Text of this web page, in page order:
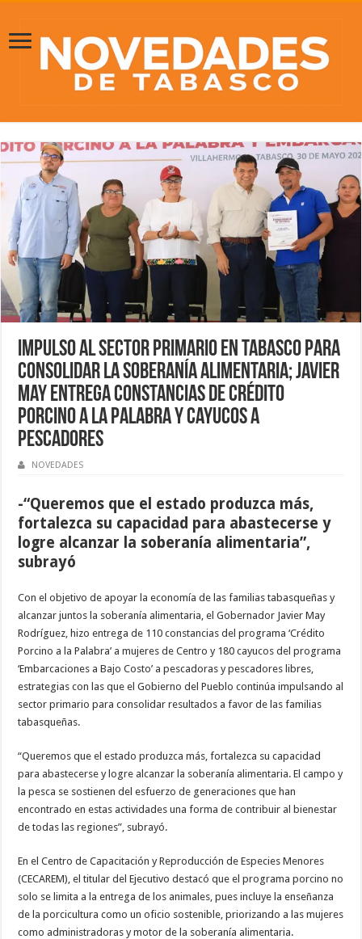
Impulso al sector primario en Tabasco para
consolidar la soberanía alimentaria; Javier
May entrega constancias de Crédito
Porcino a la Palabra y cayucos a
pescadores
NOVEDADES
-“Queremos que el estado produzca más,
fortalezca su capacidad para abastecerse y
logre alcanzar la soberanía alimentaria”,
subrayó
Con el objetivo de apoyar la economía de las familias tabasqueñas y
alcanzar juntos la soberanía alimentaria, el Gobernador Javier May
Rodríguez, hizo entrega de 110 constancias del programa ‘Crédito
Porcino a la Palabra’ a mujeres de Centro y 180 cayucos del programa
‘Embarcaciones a Bajo Costo’ a pescadoras y pescadores libres,
estrategias con las que el Gobierno del Pueblo continúa impulsando al
sector primario para consolidar resultados a favor de las familias
tabasqueñas.
“Queremos que el estado produzca más, fortalezca su capacidad
para abastecerse y logre alcanzar la soberanía alimentaria. El campo y
la pesca se sostienen del esfuerzo de generaciones que han
encontrado en estas actividades una forma de contribuir al bienestar
de todas las regiones”, subrayó.
En el Centro de Capacitación y Reproducción de Especies Menores
(CECAREM), el titular del Ejecutivo destacó que el programa porcino no
solo se limita a la entrega de los animales, pues incluye la enseñanza
de la porcicultura como un oficio sostenible, priorizando a las mujeres
como administradoras y motor de la soberanía alimentaria.